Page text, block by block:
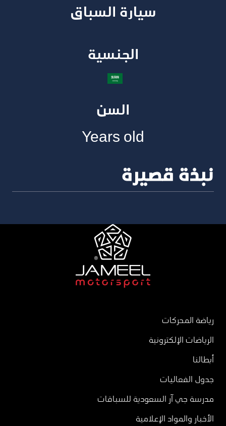
سيارة السباق​
الجنسية​
السن
Years old
نبذة قصيرة
رياضة المحركات
الرياضات الإلكترونية
أبطالنا
جدول الفعاليات
مدرسة جي آر السعودية للسباقات
الأخبار والمواد الإعلامية